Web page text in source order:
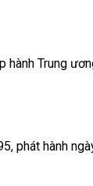
hành Trung
phát hành